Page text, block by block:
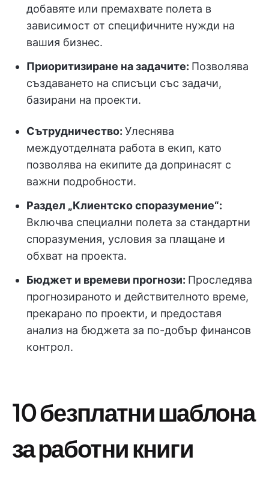
добавяте или премахвате полета в
зависимост от специфичните нужди на
вашия бизнес.
Приоритизиране на задачите: Позволява
създаването на списъци със задачи,
базирани на проекти.
Сътрудничество: Улеснява
междуотделната работа в екип, като
позволява на екипите да допринасят с
важни подробности.
Раздел „Клиентско споразумение“:
Включва специални полета за стандартни
споразумения, условия за плащане и
обхват на проекта.
Бюджет и времеви прогнози: Проследява
прогнозираното и действителното време,
прекарано по проекти, и предоставя
анализ на бюджета за по-добър финансов
контрол.
10 безплатни шаблона
за работни книги